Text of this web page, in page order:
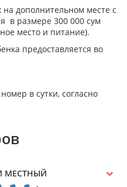
дополнительном месте с
в размере 300 000 сум
место и питание).
предоставляется во
в сутки, согласно
МЕСТНЫЙ